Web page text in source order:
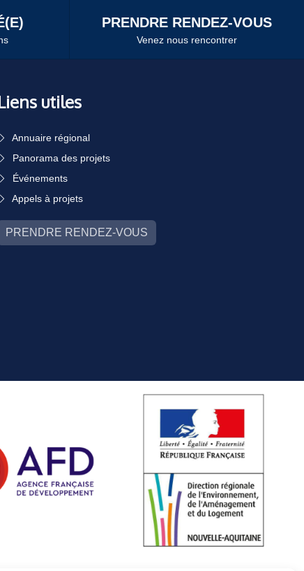
PRENDRE RENDEZ-VOUS
Venez nous rencontrer
utiles
Annuaire régional
Panorama des projets
Événements
Appels à projets
PRENDRE RENDEZ-VOUS